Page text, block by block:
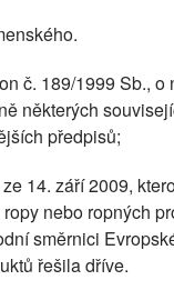
č. 189/1999 Sb., o
některých
předpisů;
14. září 2009,
nebo ropných
směrnici
řešila dříve.